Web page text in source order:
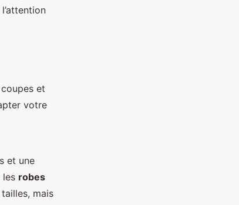
et
votre
et une
les robes
mais